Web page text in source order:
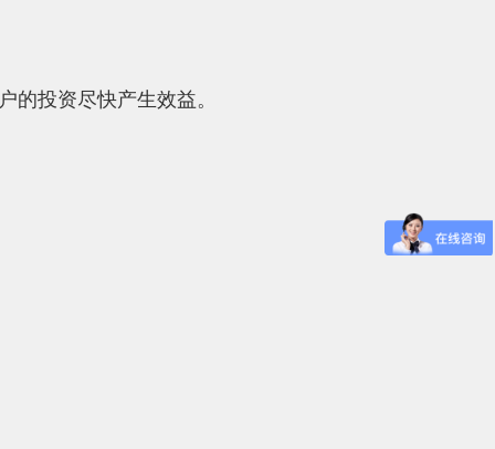
的投资尽快产生效益。